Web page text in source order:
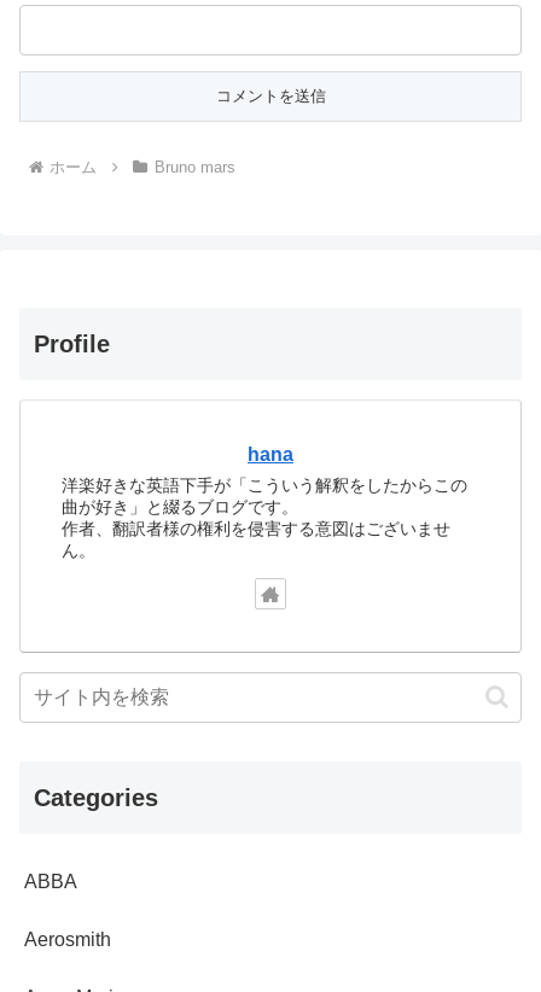
ホーム Bruno mars
Profile
hana
洋楽好きな英語下手が「こういう解釈をしたからこの
曲が好き」と綴るブログです。
作者、翻訳者様の権利を侵害する意図はございませ
ん。
Categories
ABBA
Aerosmith